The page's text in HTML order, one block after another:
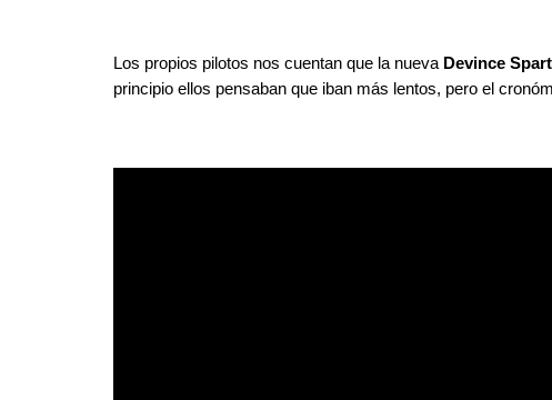
Los propios pilotos nos cuentan que la nueva Devince
principio ellos pensaban que iban más lentos, pero el